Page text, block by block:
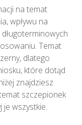
na temat
wpływu na
Temat
dlatego
które dotąd
znajdziesz
szczepionek
je wszystkie.